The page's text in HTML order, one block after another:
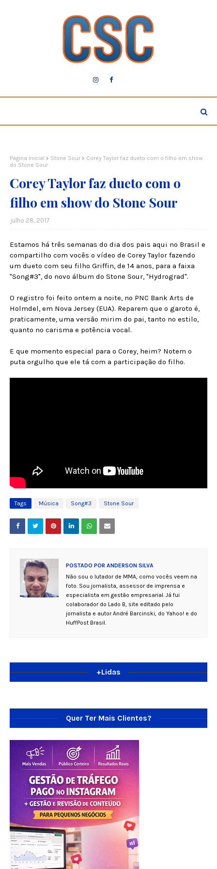
Página inicial Stone Sour
Corey Taylor faz dueto com o filho em show
do Stone Sour
Corey Taylor faz dueto com o
filho em show do Stone Sour
julho 28, 2017
Estamos há três semanas do dia dos pais aqui no Brasil e
compartilho com vocês o vídeo de Corey Taylor fazendo
um dueto com seu filho Griffin, de 14 anos, para a faixa
"Song#3", do novo álbum do Stone Sour, "Hydrograd".
O registro foi feito ontem a noite, no PNC Bank Arts de
Holmdel, em Nova Jersey (EUA). Reparem que o garoto é,
praticamente, uma versão mirim do pai, tanto no estilo,
quanto no carisma e potência vocal.
E que momento especial para o Corey, heim? Notem o
puta orgulho que ele tá com a participação do filho.
Tags Música Song#3 Stone Sour
POSTADO POR ANDERSON SILVA
Não sou o lutador de MMA, como vocês veem na
foto. Sou jornalista, assessor de imprensa e
especialista em gestão empresarial. Já fui
colaborador do Lado B, site editado pelo
jornalista e autor André Barcinski, do Yahoo! e do
HuffPost Brasil.
+Lidas
Quer Ter Mais Clientes?